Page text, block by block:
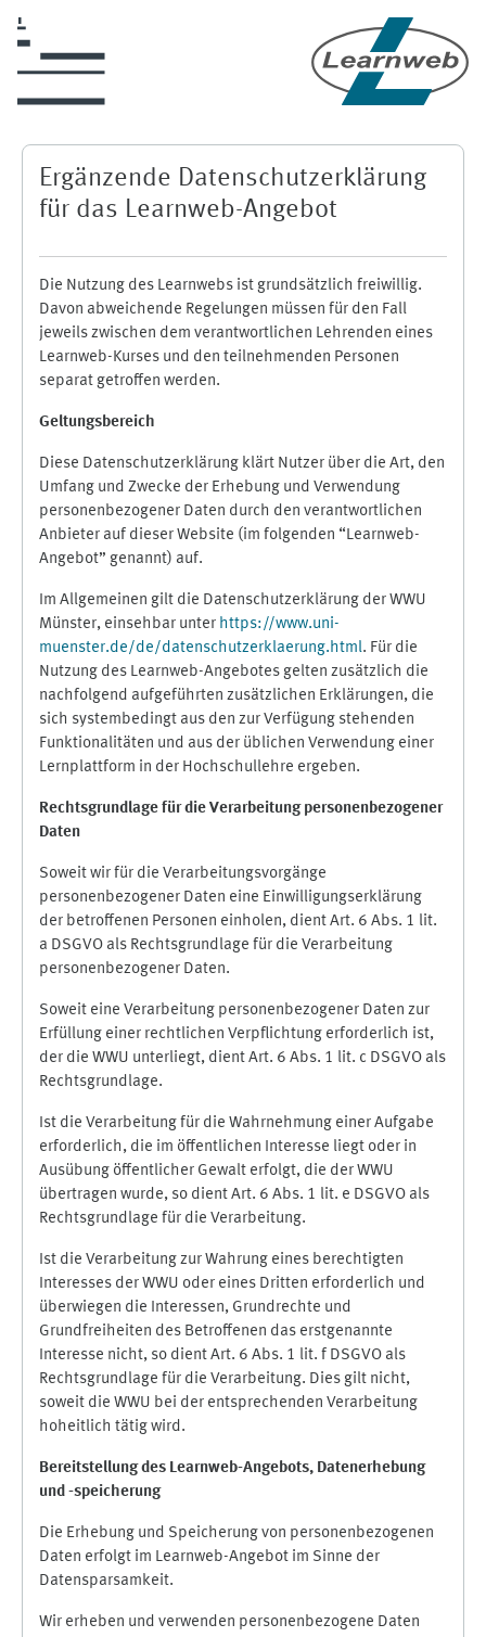
Ergänzende Datenschutzerklärung
für das Learnweb-Angebot
Die Nutzung des Learnwebs ist grundsätzlich freiwillig.
Davon abweichende Regelungen müssen für den Fall
jeweils zwischen dem verantwortlichen Lehrenden eines
Learnweb-Kurses und den teilnehmenden Personen
separat getroffen werden.
Geltungsbereich
Diese Datenschutzerklärung klärt Nutzer über die Art, den
Umfang und Zwecke der Erhebung und Verwendung
personenbezogener Daten durch den verantwortlichen
Anbieter auf dieser Website (im folgenden “Learnweb-
Angebot” genannt) auf.
Im Allgemeinen gilt die Datenschutzerklärung der WWU
Münster, einsehbar unter https://www.uni-
muenster.de/de/datenschutzerklaerung.html. Für die
Nutzung des Learnweb-Angebotes gelten zusätzlich die
nachfolgend aufgeführten zusätzlichen Erklärungen, die
sich systembedingt aus den zur Verfügung stehenden
Funktionalitäten und aus der üblichen Verwendung einer
Lernplattform in der Hochschullehre ergeben.
Rechtsgrundlage für die Verarbeitung personenbezogener
Daten
Soweit wir für die Verarbeitungsvorgänge
personenbezogener Daten eine Einwilligungserklärung
der betroffenen Personen einholen, dient Art. 6 Abs. 1 lit.
a DSGVO als Rechtsgrundlage für die Verarbeitung
personenbezogener Daten.
Soweit eine Verarbeitung personenbezogener Daten zur
Erfüllung einer rechtlichen Verpflichtung erforderlich ist,
der die WWU unterliegt, dient Art. 6 Abs. 1 lit. c DSGVO als
Rechtsgrundlage.
Ist die Verarbeitung für die Wahrnehmung einer Aufgabe
erforderlich, die im öffentlichen Interesse liegt oder in
Ausübung öffentlicher Gewalt erfolgt, die der WWU
übertragen wurde, so dient Art. 6 Abs. 1 lit. e DSGVO als
Rechtsgrundlage für die Verarbeitung.
Ist die Verarbeitung zur Wahrung eines berechtigten
Interesses der WWU oder eines Dritten erforderlich und
überwiegen die Interessen, Grundrechte und
Grundfreiheiten des Betroffenen das erstgenannte
Interesse nicht, so dient Art. 6 Abs. 1 lit. f DSGVO als
Rechtsgrundlage für die Verarbeitung. Dies gilt nicht,
soweit die WWU bei der entsprechenden Verarbeitung
hoheitlich tätig wird.
Bereitstellung des Learnweb-Angebots, Datenerhebung
und -speicherung
Die Erhebung und Speicherung von personenbezogenen
Daten erfolgt im Learnweb-Angebot im Sinne der
Datensparsamkeit.
Wir erheben und verwenden personenbezogene Daten